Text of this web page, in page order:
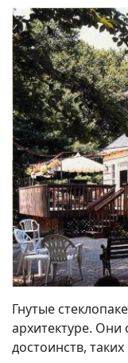
Гнутые
архитектуре.
достоинств, таких